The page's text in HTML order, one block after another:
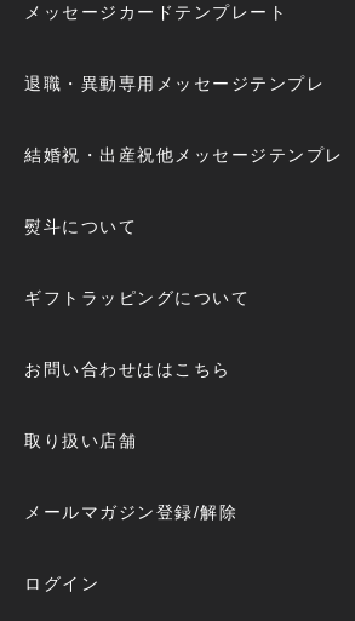
メッセージカードテンプレート
退職・異動専用メッセージテンプレ
結婚祝・出産祝他メッセージテンプレ
熨斗について
ギフトラッピングについて
お問い合わせははこちら
取り扱い店舗
メールマガジン登録/解除
ログイン